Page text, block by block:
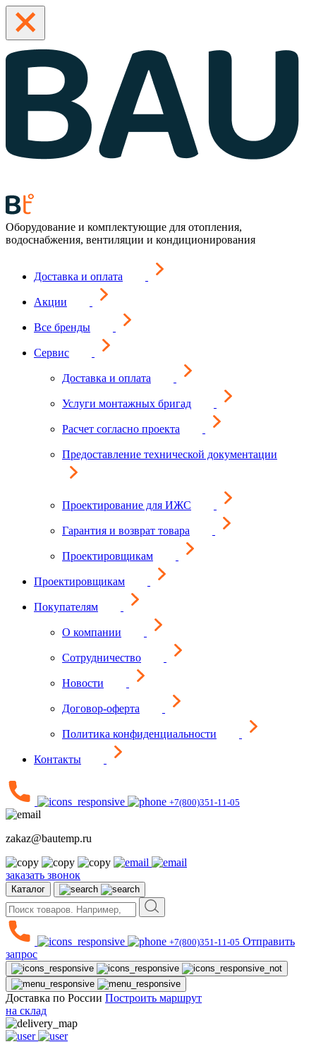
Оборудование и комплектующие для отопления,
водоснабжения, вентиляции и кондиционирования
Доставка и оплата
Акции
Все бренды
Сервис
Доставка и оплата
Услуги монтажных бригад
Расчет согласно проекта
Предоставление технической документации
Проектирование для ИЖС
Гарантия и возврат товара
Проектировщикам
Проектировщикам
Покупателям
О компании
Сотрудничество
Новости
Договор-оферта
Политика конфиденциальности
Контакты
+7(800)351-11-05
zakaz@bautemp.ru
заказать звонок
Каталог
+7(800)351-11-05 Отправить
запрос
Доставка по России Построить маршрут
на склад